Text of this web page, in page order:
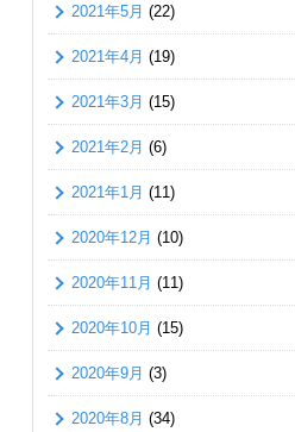
2021年5月 (22)
2021年4月 (19)
2021年3月 (15)
2021年2月 (6)
2021年1月 (11)
2020年12月 (10)
2020年11月 (11)
2020年10月 (15)
2020年9月 (3)
2020年8月 (34)